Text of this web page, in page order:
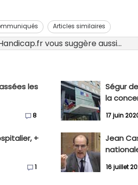
Articles similaires
vous suggère aussi...
les
8
Ségur
la
17 juin
+
1
Jean
16 juillet